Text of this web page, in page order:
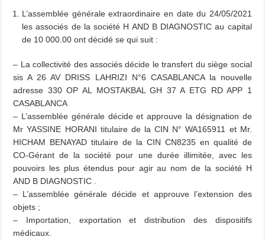
L’assemblée générale extraordinaire en date du 24/05/2021
les associés de la société H AND B DIAGNOSTIC au capital
de 10 000.00 ont décidé se qui suit :
– La collectivité des associés décide le transfert du siège social
sis A 26 AV DRISS LAHRIZI N°6 CASABLANCA la nouvelle
adresse 330 OP AL MOSTAKBAL GH 37 A ETG RD APP 1
CASABLANCA
– L’assemblée générale décide et approuve la désignation de
Mr YASSINE HORANI titulaire de la CIN N° WA165911 et Mr.
HICHAM BENAYAD titulaire de la CIN CN8235 en qualité de
CO-Gérant de la société pour une durée illimitée, avec les
pouvoirs les plus étendus pour agir au nom de la société H
AND B DIAGNOSTIC .
– L’assemblée générale décide et approuve l’extension des
objets ;
– Importation, exportation et distribution des dispositifs
médicaux.